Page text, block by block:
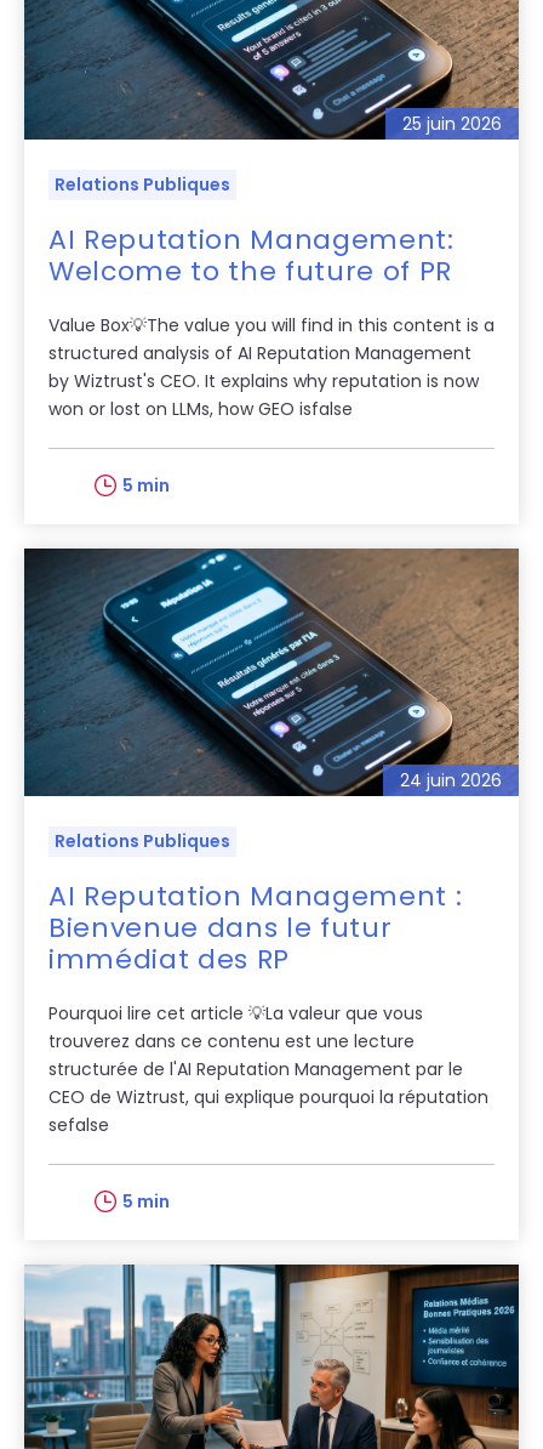
25 juin 2026
Relations Publiques
AI Reputation Management:
Welcome to the future of PR
Value Box💡The value you will find in this content is a
structured analysis of AI Reputation Management
by Wiztrust's CEO. It explains why reputation is now
won or lost on LLMs, how GEO isfalse
5 min
24 juin 2026
Relations Publiques
AI Reputation Management :
Bienvenue dans le futur
immédiat des RP
Pourquoi lire cet article 💡La valeur que vous
trouverez dans ce contenu est une lecture
structurée de l'AI Reputation Management par le
CEO de Wiztrust, qui explique pourquoi la réputation
sefalse
5 min